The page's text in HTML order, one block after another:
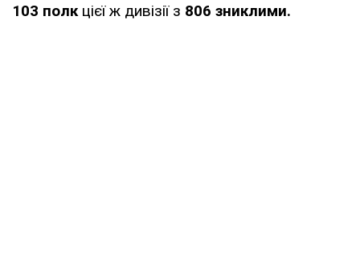
103 полк цієї ж дивізії з 806 зниклими.